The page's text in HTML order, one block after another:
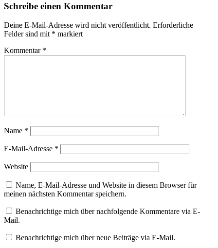
Schreibe einen Kommentar
Deine E-Mail-Adresse wird nicht veröffentlicht. Erforderliche
Felder sind mit * markiert
Kommentar *
Name *
E-Mail-Adresse *
Website
Name, E-Mail-Adresse und Website in diesem Browser für
meinen nächsten Kommentar speichern.
Benachrichtige mich über nachfolgende Kommentare via E-
Mail.
Benachrichtige mich über neue Beiträge via E-Mail.